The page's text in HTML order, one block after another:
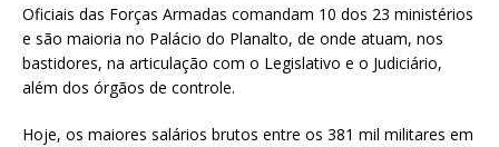
Oficiais das Forças Armadas comandam 10 dos 23 ministérios
e são maioria no Palácio do Planalto, de onde atuam, nos
bastidores, na articulação com o Legislativo e o Judiciário,
além dos órgãos de controle.
Hoje, os maiores salários brutos entre os 381 mil militares em